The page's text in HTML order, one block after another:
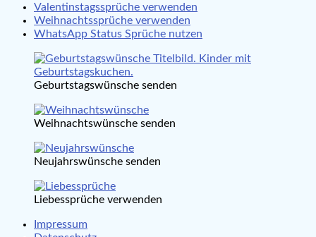
Valentinstagssprüche verwenden
Weihnachtssprüche verwenden
WhatsApp Status Sprüche nutzen
Geburtstagswünsche senden
Weihnachtswünsche senden
Neujahrswünsche senden
Liebessprüche verwenden
Impressum